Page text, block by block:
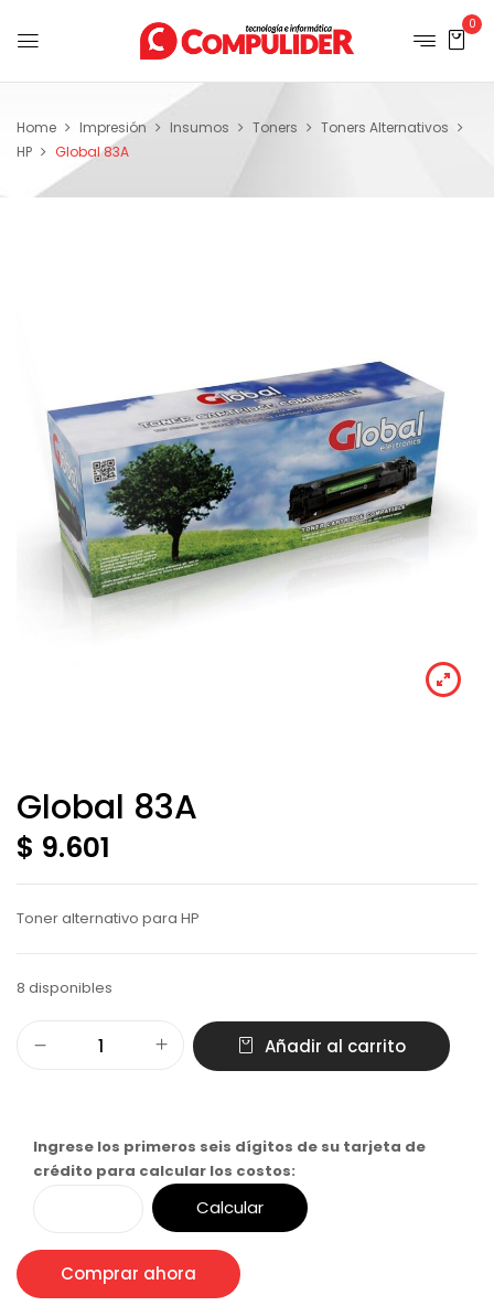
0
Home Impresión Insumos Toners
Toners Alternativos
HP
Global 83A
Global 83A
$ 9.601
Toner alternativo para HP
8 disponibles
Añadir al carrito
Ingrese los primeros seis dígitos de su tarjeta de
crédito para calcular los costos:
Calcular
Comprar ahora